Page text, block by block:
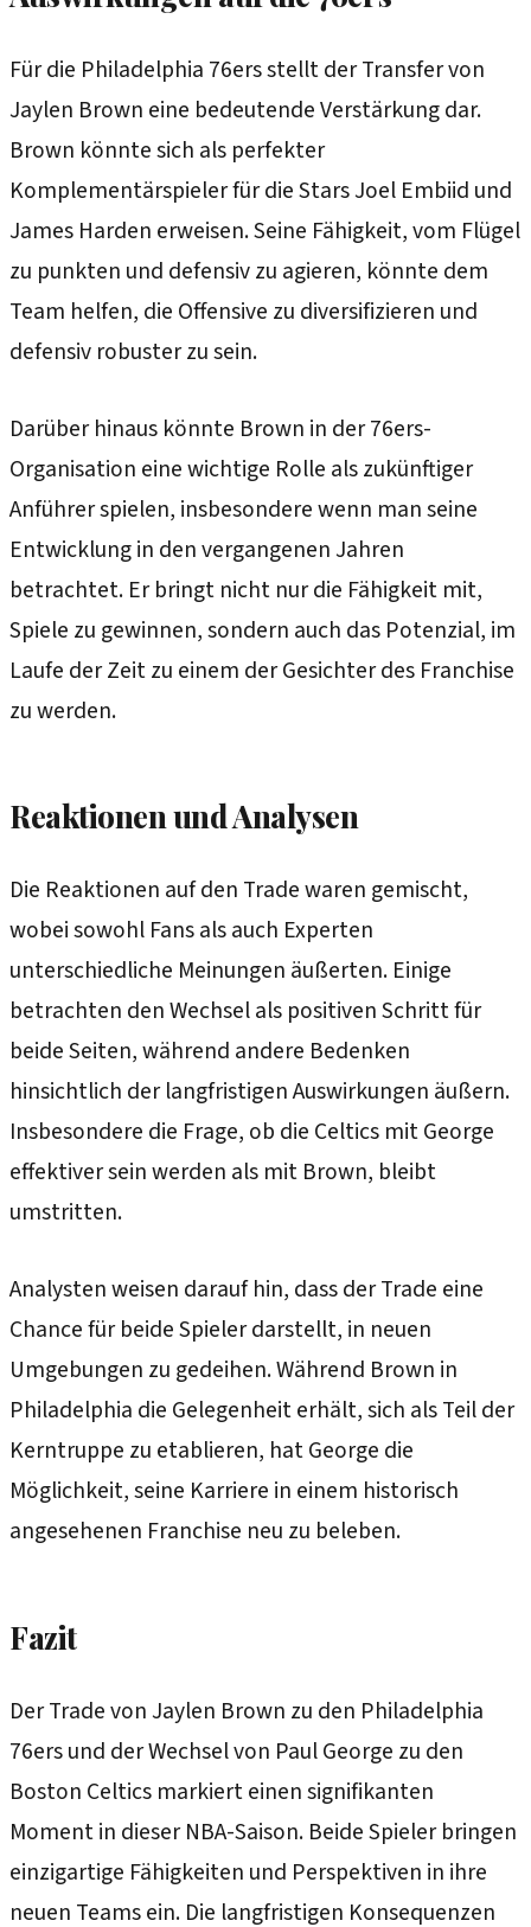
Für die Philadelphia 76ers stellt der Transfer von
Jaylen Brown eine bedeutende Verstärkung dar.
Brown könnte sich als perfekter
Komplementärspieler für die Stars Joel Embiid und
James Harden erweisen. Seine Fähigkeit, vom Flügel
zu punkten und defensiv zu agieren, könnte dem
Team helfen, die Offensive zu diversifizieren und
defensiv robuster zu sein.
Darüber hinaus könnte Brown in der 76ers-
Organisation eine wichtige Rolle als zukünftiger
Anführer spielen, insbesondere wenn man seine
Entwicklung in den vergangenen Jahren
betrachtet. Er bringt nicht nur die Fähigkeit mit,
Spiele zu gewinnen, sondern auch das Potenzial, im
Laufe der Zeit zu einem der Gesichter des Franchise
zu werden.
Reaktionen und Analysen
Die Reaktionen auf den Trade waren gemischt,
wobei sowohl Fans als auch Experten
unterschiedliche Meinungen äußerten. Einige
betrachten den Wechsel als positiven Schritt für
beide Seiten, während andere Bedenken
hinsichtlich der langfristigen Auswirkungen äußern.
Insbesondere die Frage, ob die Celtics mit George
effektiver sein werden als mit Brown, bleibt
umstritten.
Analysten weisen darauf hin, dass der Trade eine
Chance für beide Spieler darstellt, in neuen
Umgebungen zu gedeihen. Während Brown in
Philadelphia die Gelegenheit erhält, sich als Teil der
Kerntruppe zu etablieren, hat George die
Möglichkeit, seine Karriere in einem historisch
angesehenen Franchise neu zu beleben.
Fazit
Der Trade von Jaylen Brown zu den Philadelphia
76ers und der Wechsel von Paul George zu den
Boston Celtics markiert einen signifikanten
Moment in dieser NBA-Saison. Beide Spieler bringen
einzigartige Fähigkeiten und Perspektiven in ihre
neuen Teams ein. Die langfristigen Konsequenzen